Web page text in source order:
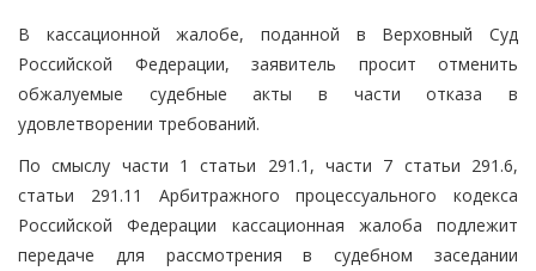
В кассационной жалобе, поданной в Верховный Суд
Российской Федерации, заявитель просит отменить
обжалуемые судебные акты в части отказа в
удовлетворении требований.
По смыслу части 1 статьи 291.1, части 7 статьи 291.6,
статьи 291.11 Арбитражного процессуального кодекса
Российской Федерации кассационная жалоба подлежит
передаче для рассмотрения в судебном заседании